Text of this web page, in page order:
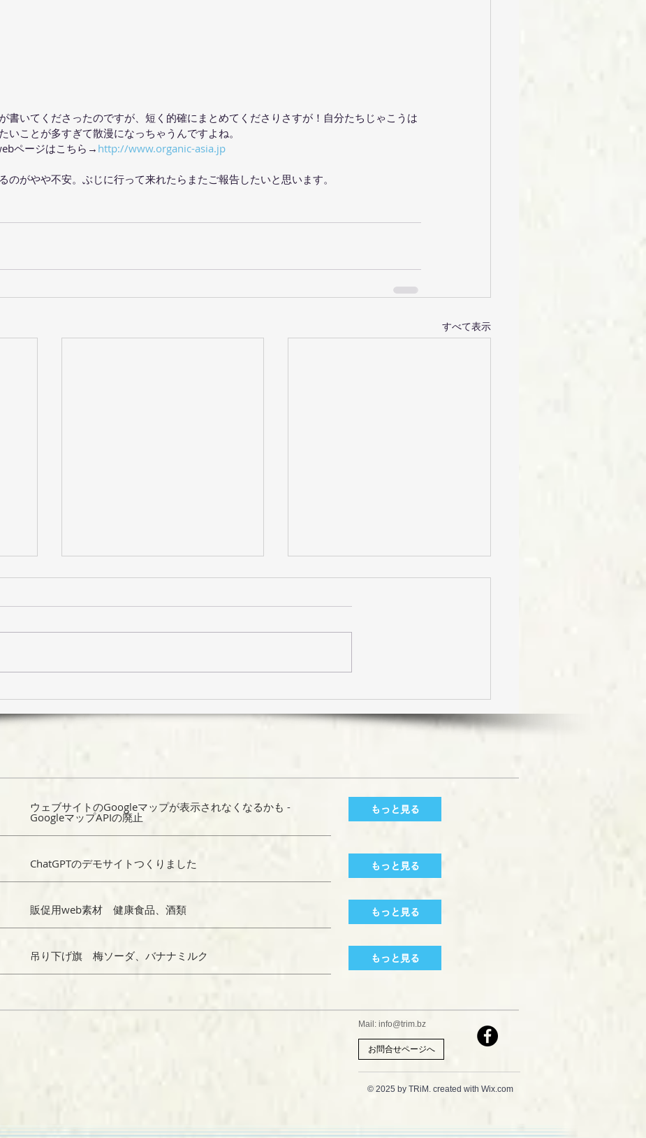
書いてくださったのですが、短く的確にまとめてくださりさすが！自分たちじゃこうは
いことが多すぎて散漫になっちゃうんですよね。
ページはこちら→ http://www.organic-asia.jp
のがやや不安。ぶじに行って来れたらまたご報告したいと思います。
すべて表示
ウェブサイトのGoogleマップが表示されなくなるかも -
GoogleマップAPIの廃止
もっと見る
ChatGPTのデモサイトつくりました もっと見る
販促用web素材 健康食品、酒類 もっと見る
吊り下げ旗 梅ソーダ、バナナミルク もっと見る
Mail: info@trim.bz
お問合せページへ
© 2025 by TRiM. created with Wix.com